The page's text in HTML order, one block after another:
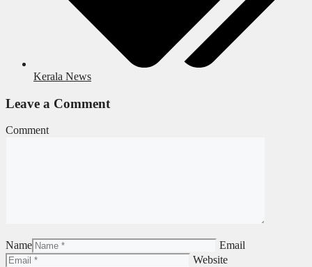
Kerala News
Leave a Comment
Comment
Name
Email
Website